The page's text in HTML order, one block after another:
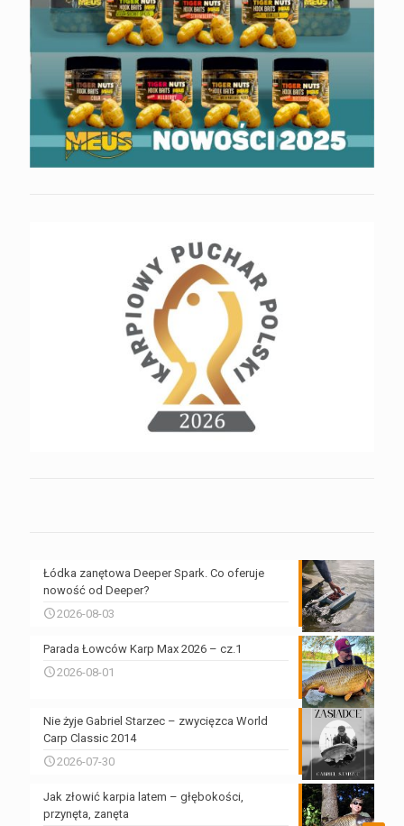
Łódka zanętowa Deeper Spark. Co oferuje
nowość od Deeper?
2026-08-03
Parada Łowców Karp Max 2026 – cz.1
2026-08-01
Nie żyje Gabriel Starzec – zwycięzca World
Carp Classic 2014
2026-07-30
Jak złowić karpia latem – głębokości,
przynęta, zanęta